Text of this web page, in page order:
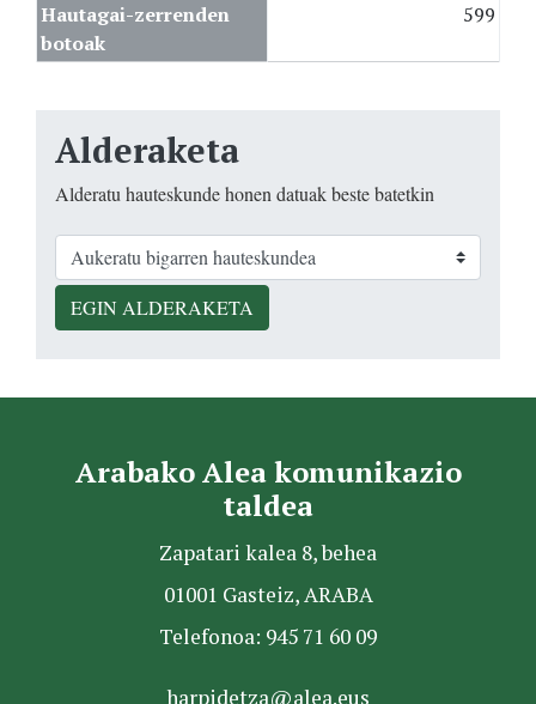
Hautagai-zerrenden
botoak
599
Alderaketa
Alderatu hauteskunde honen datuak beste batetkin
EGIN ALDERAKETA
Arabako Alea komunikazio
taldea
Zapatari kalea 8, behea
01001 Gasteiz, ARABA
Telefonoa: 945 71 60 09
harpidetza@alea.eus